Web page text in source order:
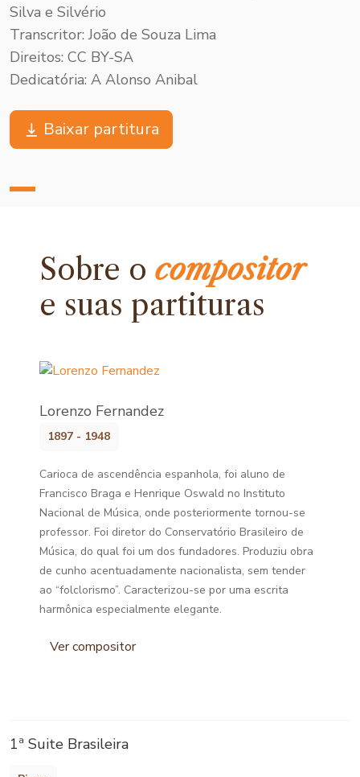
Silva e Silvério
Transcritor: João de Souza Lima
Direitos: CC BY-SA
Dedicatória: A Alonso Anibal
Baixar partitura
Sobre ocompositor
e suas partituras
Lorenzo Fernandez
1897 - 1948
Carioca de ascendência espanhola, foi aluno de
Francisco Braga e Henrique Oswald no Instituto
Nacional de Música, onde posteriormente tornou-se
professor. Foi diretor do Conservatório Brasileiro de
Música, do qual foi um dos fundadores. Produziu obra
de cunho acentuadamente nacionalista, sem tender
ao “folclorismo”. Caracterizou-se por uma escrita
harmônica especialmente elegante.
Ver compositor
1ª Suite Brasileira